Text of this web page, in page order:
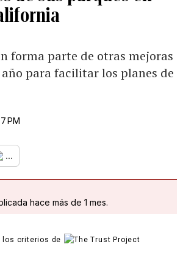
forma parte de otras mejoras
para facilitar los planes de
PM
...
hace más de 1 mes.
los criterios de